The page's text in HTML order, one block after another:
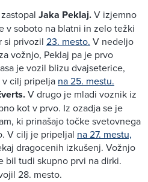
Jaka Peklaj.V izjemno
v soboto na blatni in zelo težki
si privozil 23. mesto. V nedeljo
vožnjo, Peklaj pa je prvo
je vozil blizu dvajseterice,
v cilj pripelja na 25. mestu.
V drugo je mladi voznik iz
kot v prvo. Iz ozadja se je
ki prinašajo točke svetovnega
V cilj je pripeljal na 27. mestu,
dragocenih izkušenj. Vožnjo
bil tudi skupno prvi na dirki.
28. mesto.